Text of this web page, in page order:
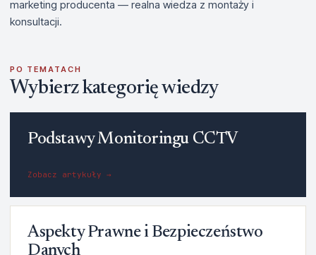
marketing producenta — realna wiedza z montaży i
konsultacji.
PO TEMATACH
Wybierz kategorię wiedzy
Podstawy Monitoringu CCTV
Zobacz artykuły →
Aspekty Prawne i Bezpieczeństwo
Danych